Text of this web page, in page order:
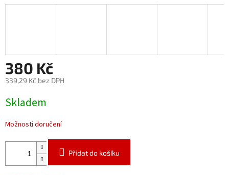
380 Kč
339,29 Kč bez DPH
cena:
Skladem
Možnosti doručení
Přidat do košíku